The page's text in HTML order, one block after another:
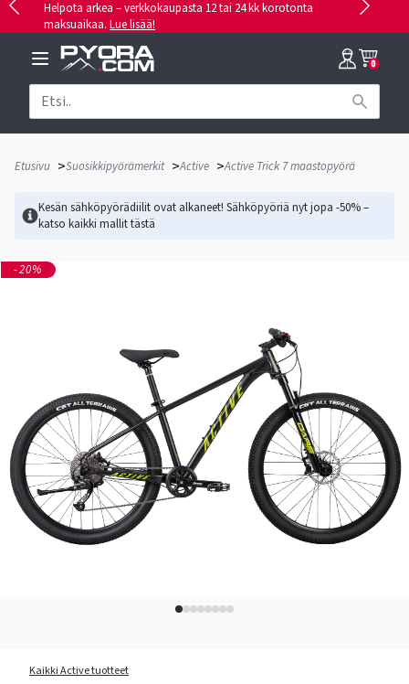
Helpota arkea – verkkokaupasta 12 tai 24 kk korotonta
maksuaikaa. Lue lisää!
0
Etusivu >Suosikkipyörämerkit >Active >Active Trick 7 maastopyörä
Kesän sähköpyörädiilit ovat alkaneet! Sähköpyöriä nyt jopa -50% –
katso kaikki mallittästä
-20%
Kaikki Active tuotteet